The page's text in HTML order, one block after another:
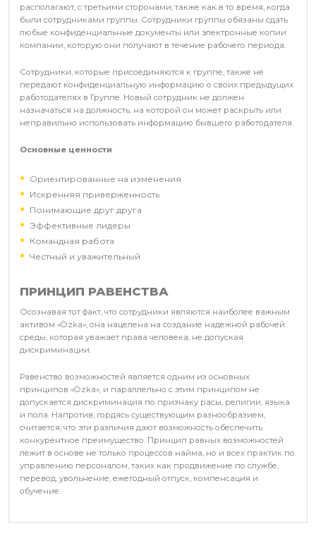
располагают, с третьими сторонами, также как в то время, когда
были сотрудниками группы. Сотрудники группы обязаны сдать
любые конфиденциальные документы или электронные копии
компании, которую они получают в течение рабочего периода.
Сотрудники, которые присоединяются к группе, также не
передают конфиденциальную информацию о своих предыдущих
работодателях в Группе. Новый сотрудник не должен
назначаться на должность, на которой он может раскрыть или
неправильно использовать информацию бывшего работодателя.
Основные ценности
Ориентированные на изменения
Искренняя приверженность
Понимающие друг друга
Эффективные лидеры
Командная работа
Честный и уважительный
ПРИНЦИП РАВЕНСТВА
Осознавая тот факт, что сотрудники являются наиболее важным
активом «Özka», она нацелена на создание надежной рабочей
среды, которая уважает права человека, не допуская
дискриминации.
Равенство возможностей является одним из основных
принципов «Özka», и параллельно с этим принципом не
допускается дискриминация по признаку расы, религии, языка
и пола. Напротив, гордясь существующим разнообразием,
считается, что эти различия дают возможность обеспечить
конкурентное преимущество. Принцип равных возможностей
лежит в основе не только процессов найма, но и всех практик по
управлению персоналом, таких как продвижение по службе,
перевод, увольнение, ежегодный отпуск, компенсация и
обучение.